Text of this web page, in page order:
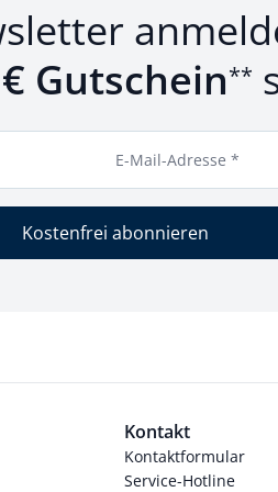
Gutschein**
E-Mail-Adresse *
Kostenfrei abonnieren
Kontakt
Kontaktformular
Service-Hotline